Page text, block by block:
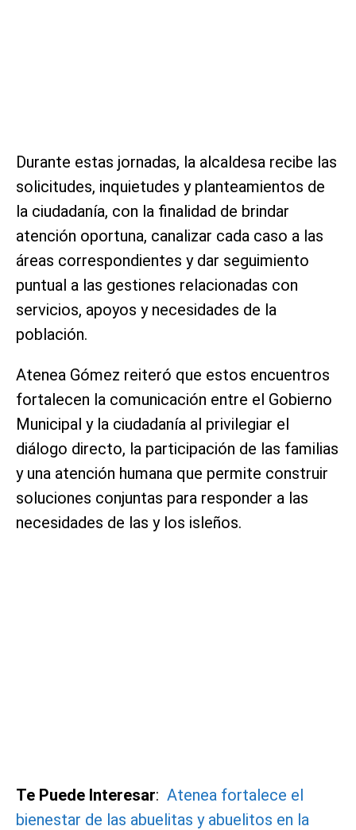
Durante estas jornadas, la alcaldesa recibe las
solicitudes, inquietudes y planteamientos de
la ciudadanía, con la finalidad de brindar
atención oportuna, canalizar cada caso a las
áreas correspondientes y dar seguimiento
puntual a las gestiones relacionadas con
servicios, apoyos y necesidades de la
población.
Atenea Gómez reiteró que estos encuentros
fortalecen la comunicación entre el Gobierno
Municipal y la ciudadanía al privilegiar el
diálogo directo, la participación de las familias
y una atención humana que permite construir
soluciones conjuntas para responder a las
necesidades de las y los isleños.
Te Puede Interesar: Atenea fortalece el
bienestar de las abuelitas y abuelitos en la